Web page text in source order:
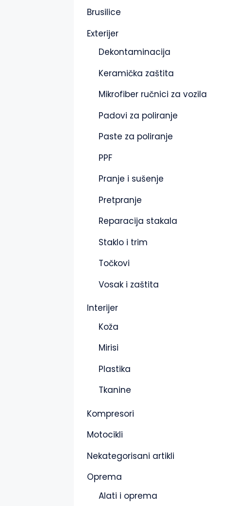
Brusilice
Exterijer
Dekontaminacija
Keramička zaštita
Mikrofiber ručnici za vozila
Padovi za poliranje
Paste za poliranje
PPF
Pranje i sušenje
Pretpranje
Reparacija stakala
Staklo i trim
Točkovi
Vosak i zaštita
Interijer
Koža
Mirisi
Plastika
Tkanine
Kompresori
Motocikli
Nekategorisani artikli
Oprema
Alati i oprema